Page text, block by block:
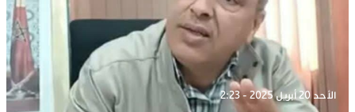
الأحد 20 أبريل 2025 - 2:23